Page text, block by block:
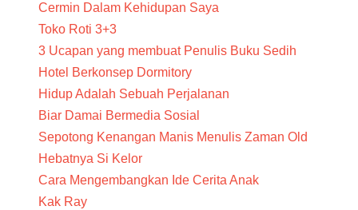
Cermin Dalam Kehidupan Saya
Toko Roti 3+3
3 Ucapan yang membuat Penulis Buku Sedih
Hotel Berkonsep Dormitory
Hidup Adalah Sebuah Perjalanan
Biar Damai Bermedia Sosial
Sepotong Kenangan Manis Menulis Zaman Old
Hebatnya Si Kelor
Cara Mengembangkan Ide Cerita Anak
Kak Ray